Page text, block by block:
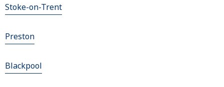
Stoke-on-Trent
Preston
Blackpool